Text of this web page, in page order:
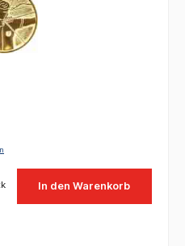
In den Warenkorb